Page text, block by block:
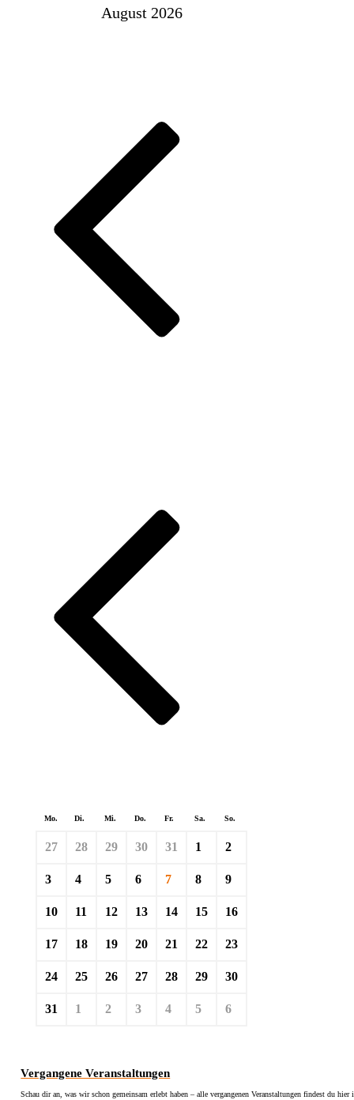
August 2026
Mo. Di. Mi. Do. Fr. Sa. So.
27 28 29 30 31 1 2
3 4 5 6 7 8 9
10 11 12 13 14 15 16
17 18 19 20 21 22 23
24 25 26 27 28 29 30
31 1 2 3 4 5 6
Vergangene Veranstaltungen
Schau dir an, was wir schon gemeinsam erlebt haben – alle vergangenen Veranstaltungen findest du hier